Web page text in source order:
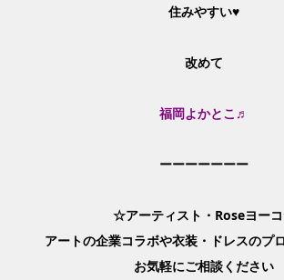
住みやすい♥
改めて
福岡よかとこ♬
ーーーーーーー
☆アーティスト・Roseヨー
アートの企業コラボや衣装・ドレスのプ
お気軽にご相談ください